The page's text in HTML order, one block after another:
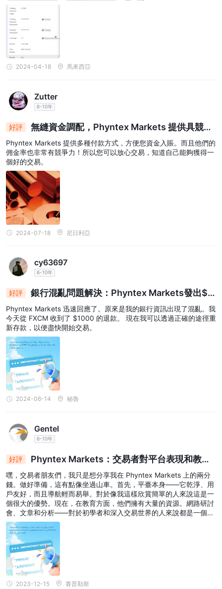
2024-04-18 馬來西亞
Zutter
6-10年
好評
無縫資金調配，Phyntex Markets 提供具競爭
力的佣金：放心交易
Phyntex Markets 提供多種付款方式，方便您資金入賬。而且他們的
佣金率也非常有競爭力！所以您可以放心交易，知道自己能夠獲得一
個好的交易。
2024-07-18 尼日利亞
cy63697
6-10年
好評
銀行混亂問題解決：Phyntex Markets發出$1
000退款，交易即將重新啟動
Phyntex Markets 迅速回應了。原來是我的銀行資訊出現了混亂。我
今天從 FXCM 收到了 $1000 的退款。 現在我可以透過正確的途徑重
新存款，以便盡快開始交易。
2024-06-14 秘魯
Gentel
6-10年
好評
Phyntex Markets：交易者對平台表現和教育
的觀點
嘿，交易者朋友們，我只是想分享我在 Phyntex Markets 上的兩分
錢。做好準備，這有點像坐過山車。首先，平臺本身——它乾淨、用
戶友好，而且導航輕而易舉。對於像我這樣欣賞簡單的人來說這是一
個很大的優勢。現在，在教育方面，他們擁有大量的資源。網路研討
會、文章和分析——對於初學者和深入交易世界的人來說都是一個很
好的組合。
2023-12-15 賽普勒斯